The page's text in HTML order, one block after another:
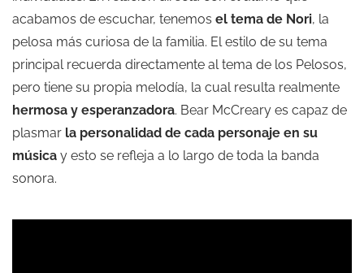
acabamos de escuchar, tenemos el tema de Nori, la
pelosa más curiosa de la familia. El estilo de su tema
principal recuerda directamente al tema de los Pelosos,
pero tiene su propia melodía, la cual resulta realmente
hermosa y esperanzadora. Bear McCreary es capaz de
plasmar la personalidad de cada personaje en su
música y esto se refleja a lo largo de toda la banda
sonora.